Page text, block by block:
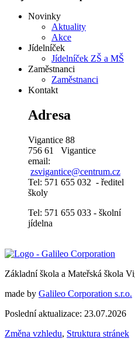
Novinky
Aktuality
Akce
Jídelníček
Jídelníček ZŠ a MŠ
Zaměstnanci
Zaměstnanci
Kontakt
Adresa
Vigantice 88
756 61 Vigantice
email:
zsvigantice@centrum.cz
Tel: 571 655 032 - ředitel
školy
Tel: 571 655 033 - školní
jídelna
Základní škola a Mateřská škola
made by Galileo Corporation s.r.o.
Poslední aktualizace: 23.07.2026
Změna vzhledu, Struktura stránek